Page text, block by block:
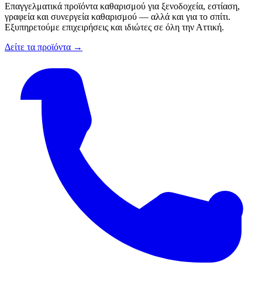
Επαγγελματικά προϊόντα καθαρισμού για ξενοδοχεία, εστίαση,
γραφεία και συνεργεία καθαρισμού — αλλά και για το σπίτι.
Εξυπηρετούμε επιχειρήσεις και ιδιώτες σε όλη την Αττική.
Δείτε τα προϊόντα →